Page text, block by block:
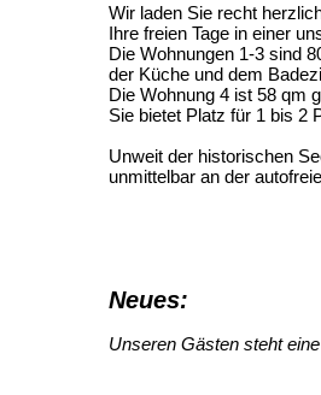
Wir laden Sie recht
Ihre freien Tage in einer
Die Wohnungen 1-3 sind
der Küche und dem
Die Wohnung 4 ist 58 qm
Sie bietet Platz für 1 bis 2
Unweit der historischen
unmittelbar an der
Neues:
Unseren Gästen steht